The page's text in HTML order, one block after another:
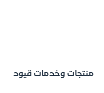
منتجات وخدمات قيود